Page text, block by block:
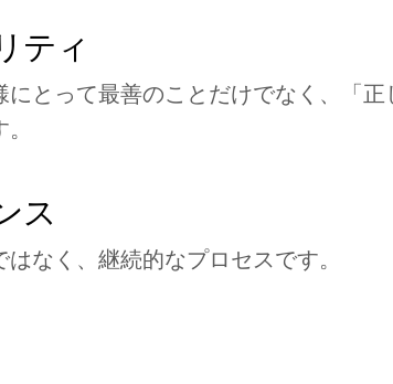
ティ
にとって最善のことだけでなく、「正
ス
なく、継続的なプロセスです。